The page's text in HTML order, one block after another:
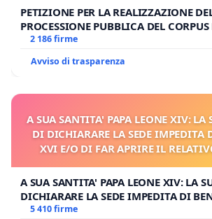
PETIZIONE PER LA REALIZZAZIONE
PROCESSIONE PUBBLICA DEL
MILANO
2 186 firme
Avviso di trasparenza
A SUA SANTITA' PAPA LEONE XIV: LA
DI DICHIARARE LA SEDE IMPEDITA
XVI E/O DI FAR APRIRE IL
A SUA SANTITA' PAPA LEONE XIV: LA
DICHIARARE LA SEDE IMPEDITA DI
E/O DI FAR APRIRE IL RELATIVO
5 410 firme